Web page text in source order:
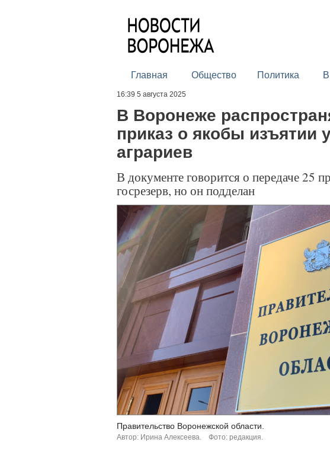
Главная Общество Политика
16:39 5 августа 2025
В Воронеже
приказ о якобы изъятии
аграриев
В документе говорится о передаче 25
госрезерв, но он подделан
Правительство Воронежской области.
Автор: Ирина Алексеева. Фото: редакция.